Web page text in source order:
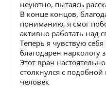
неуютно, пытаясь
В конце концов,
пониманию, я смог
активно работать над
Теперь я чувствую
благодарен наркологу
Этот врач
столкнулся с
человек